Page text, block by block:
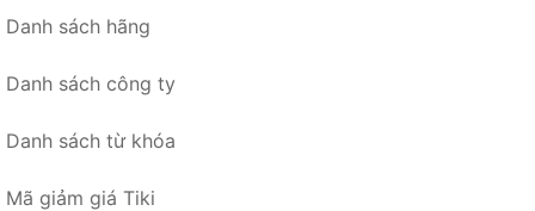
Danh sách hãng
Danh sách công ty
Danh sách từ khóa
Mã giảm giá Tiki